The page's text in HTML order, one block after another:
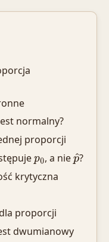
normalny?
proporcji
p0, a niep^
?
krytyczna
proporcji
dwumianowy